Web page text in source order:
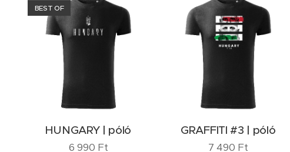
HUNGARY | póló
BEST OF
6 990 Ft
GRAFFITI #3 | póló
7 490 Ft